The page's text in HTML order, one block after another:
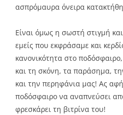
ασπρόμαυρα όνειρα
Είναι όμως η σωστή στιγμή
εμείς που εκφράσαμε και
κανονικότητα στο
και τη σκόνη, τα παράσημα,
και την περηφάνια μας! Ας
ποδόσφαιρο να αναπνεύσει
φρεσκάρει τη βιτρίνα του!